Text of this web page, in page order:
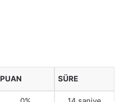
PUAN SÜRE